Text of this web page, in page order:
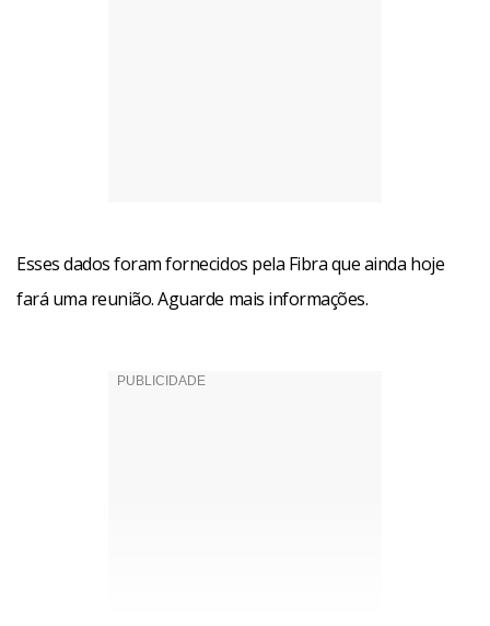
Esses dados foram fornecidos pela Fibra que ainda hoje
fará uma reunião. Aguarde mais informações.